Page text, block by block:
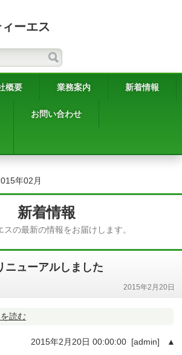
ーエス
概要 業務案内 新着情報
お問い合わせ
年02月
新着情報
の最新の情報をお届けします。
ニューアルしました
2015年2月20日
読む
2015年2月20日 00:00:00 [admin] ▲